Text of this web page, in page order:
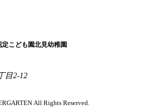
こども園北見幼稚園
目2-12
All Rights Reserved.